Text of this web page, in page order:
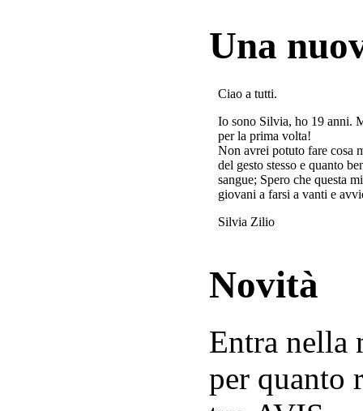
Una
Ciao a tutti.
Io sono Silvia, ho 19 anni.
per la prima volta!
Non avrei potuto fare cosa
del gesto stesso e quanto
sangue; Spero che questa
giovani a farsi a vanti e
Silvia Zilio
Novità
Entra nella
per quanto